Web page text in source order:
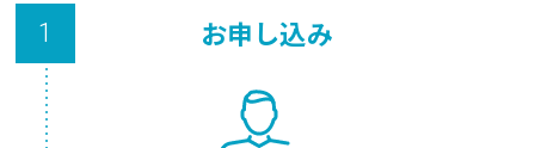
1 お申し込み